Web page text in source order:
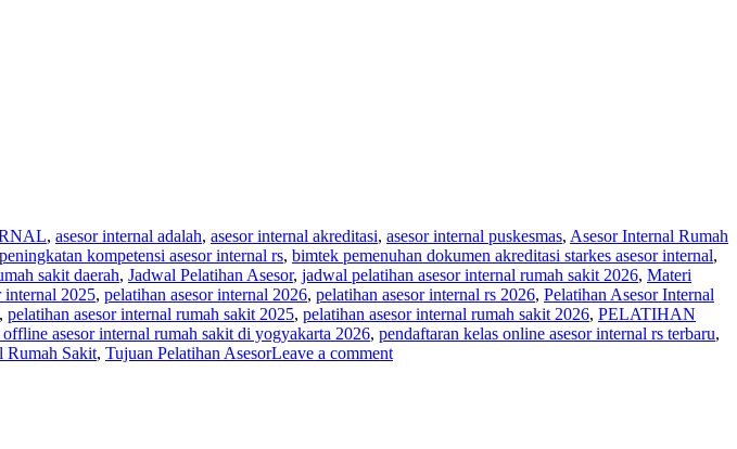
, asesor internal adalah, asesor internal akreditasi, asesor internal puskesmas, Asesor Internal Rumah
kompetensi asesor internal rs, bimtek pemenuhan dokumen akreditasi starkes asesor internal,
sakit daerah, Jadwal Pelatihan Asesor, jadwal pelatihan asesor internal rumah sakit 2026, Materi
internal 2025, pelatihan asesor internal 2026, pelatihan asesor internal rs 2026, Pelatihan Asesor Internal
, pelatihan asesor internal rumah sakit 2025, pelatihan asesor internal rumah sakit 2026, PELATIHAN
asesor internal rumah sakit di yogyakarta 2026, pendaftaran kelas online asesor internal rs terbaru,
Rumah Sakit, Tujuan Pelatihan AsesorLeave a comment